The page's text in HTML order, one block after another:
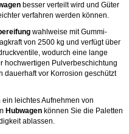
besser verteilt wird und Güter
verfahren werden können.
wahlweise mit Gummi-
von 2500 kg und verfügt über
wodurch eine lange
hochwertigen Pulverbeschichtung
dauerhaft vor Korrosion geschützt
leichtes Aufnehmen von
Hubwagen können Sie die Paletten
ablassen.